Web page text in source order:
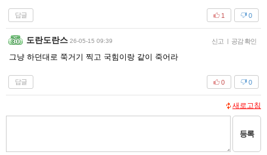
답글 0
1
도란도란스 26-05-15 09:39 신고 | 공감 확인
그냥 하던대로 쭉거기 찍고 국힘이랑 같이 죽어라
답글 0
0
새로고침
등록